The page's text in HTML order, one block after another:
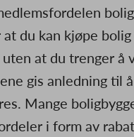
du kan kjøpe
at du trenger å
gis anledning til
Mange
i form av